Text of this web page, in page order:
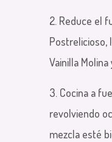
2. Reduce el
Postrelicioso,
Vainilla
3. Cocina a
revolviendo
mezcla esté